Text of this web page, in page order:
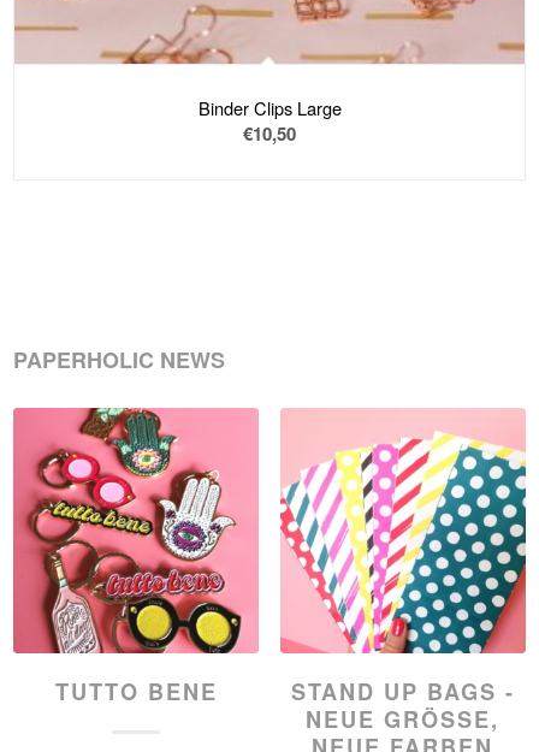
Binder Clips Large
€10,50
PAPERHOLIC NEWS
TUTTO BENE
STAND UP BAGS -
NEUE GRÖSSE, N